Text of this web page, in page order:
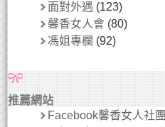
面對外遇 (123)
馨香女人會 (80)
馮姐專欄 (92)
推薦網站
Facebook馨香女人社團